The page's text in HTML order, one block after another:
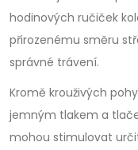
hodinových ručiček
přirozenému směru
správné trávení.
Kromě krouživých
jemným tlakem a
mohou stimulovat